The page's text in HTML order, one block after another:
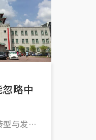
略中
型与发